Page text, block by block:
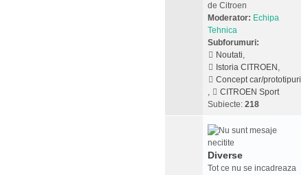
de Citroen
Moderator: Echipa
Tehnica
Subforumuri:
Noutati,
Istoria CITROEN ,
Concept car/prototipuri
,
CITROEN Sport
Subiecte: 218
Diverse
Tot ce nu se incadreaza